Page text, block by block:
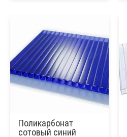
Поликарбонат
сотовый синий